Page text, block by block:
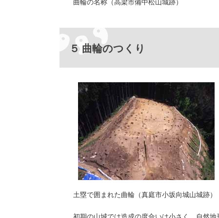
曲輪の名称（高梁市備中松山城跡）
５ 曲輪のつくり
土塁で囲まれた曲輪（真庭市小坂向城山城跡）